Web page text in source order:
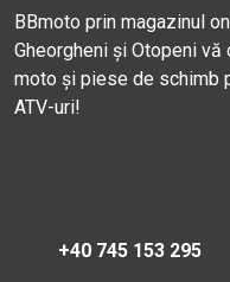
BBmoto prin magazinul
Gheorgheni și Otopeni
moto și piese de schimb
ATV-uri!
+40 745 153 295